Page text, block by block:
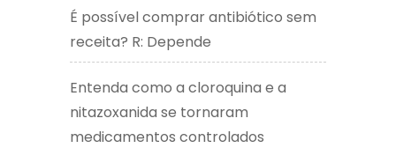
É possível comprar antibiótico sem
receita? R: Depende
Entenda como a cloroquina e a
nitazoxanida se tornaram
medicamentos controlados